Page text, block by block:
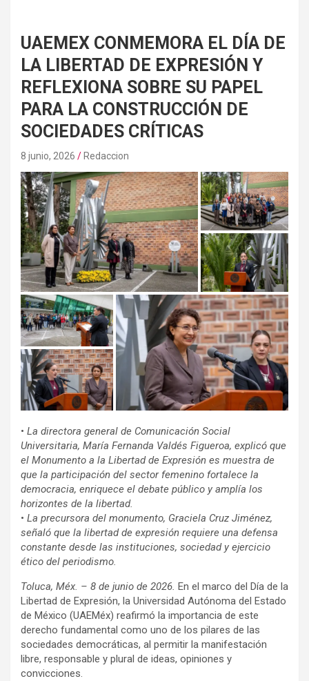
UAEMEX CONMEMORA EL DÍA DE
LA LIBERTAD DE EXPRESIÓN Y
REFLEXIONA SOBRE SU PAPEL
PARA LA CONSTRUCCIÓN DE
SOCIEDADES CRÍTICAS
8 junio, 2026 Redaccion
• La directora general de Comunicación Social
Universitaria, María Fernanda Valdés Figueroa, explicó que
el Monumento a la Libertad de Expresión es muestra de
que la participación del sector femenino fortalece la
democracia, enriquece el debate público y amplía los
horizontes de la libertad.
• La precursora del monumento, Graciela Cruz Jiménez,
señaló que la libertad de expresión requiere una defensa
constante desde las instituciones, sociedad y ejercicio
ético del periodismo.
Toluca, Méx. – 8 de junio de 2026. En el marco del Día de la
Libertad de Expresión, la Universidad Autónoma del Estado
de México (UAEMéx) reafirmó la importancia de este
derecho fundamental como uno de los pilares de las
sociedades democráticas, al permitir la manifestación
libre, responsable y plural de ideas, opiniones y
convicciones.